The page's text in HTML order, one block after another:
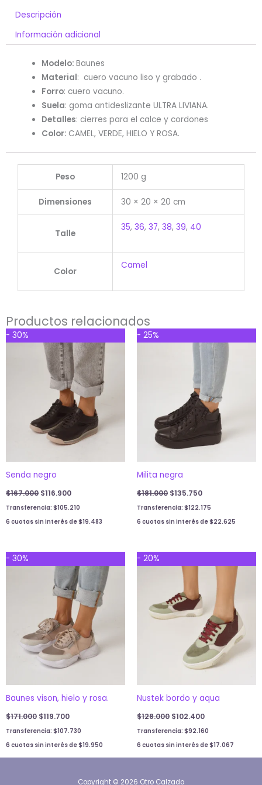
Descripción
Información adicional
Modelo:Baunes
Material: cuero vacuno liso y grabado .
Forro: cuero vacuno.
Suela: goma antideslizante ULTRA LIVIANA.
Detalles: cierres para el calce y cordones
Color: CAMEL, VERDE, HIELO Y ROSA.
Peso 1200 g
Dimensiones 30 × 20 × 20 cm
Talle
35, 36, 37, 38, 39, 40
Color
Camel
Productos relacionados
- 30%
Senda negro
$167.000
price
was:
$167.000.
$116.900
price
is:
$116.900.
Transferencia: $105.210
6 cuotas sin interés de$19.483
- 25%
Milita negra
$181.000
price
$181.000.
$135.750
price
$135.750.
Transferencia: $122.175
6 cuotas sin interés de$22.625
- 30%
Baunes vison, hielo y rosa.
$171.000
price
was:
$171.000.
$119.700
price
is:
$119.700.
Transferencia: $107.730
6 cuotas sin interés de$19.950
- 20%
Nustek bordo y aqua
$128.000
price
was:
$128.000.
$102.400
price
$102.400.
Transferencia: $92.160
6 cuotas sin interés de$17.067
Copyright © 2026 Otro Calzado